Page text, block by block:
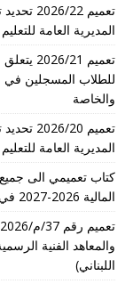
تعميم
المديرية العامة للتعليم المهني
تعميم
للطلاب المسجلين في
والخاصة
تعميم
المديرية العامة للتعليم المهني
كتاب تعميمي الى جميع
المالية 2026-2027 في الهند
والمعاهد الفنية
اللبناني)